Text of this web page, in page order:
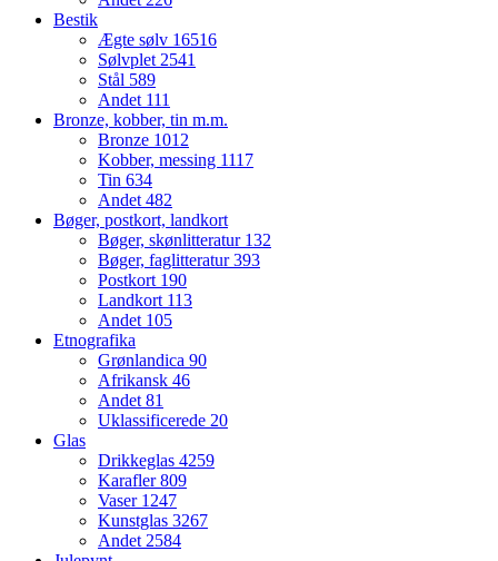
Bestik
Ægte sølv 16516
Sølvplet2541
Stål 589
Andet 111
Bronze, kobber, tin m.m.
Bronze 1012
Kobber, messing 1117
Tin 634
Andet482
Bøger, postkort, landkort
Bøger, skønlitteratur 132
Bøger, faglitteratur393
Postkort 190
Landkort 113
Andet 105
Etnografika
Grønlandica 90
Afrikansk 46
Andet81
Uklassificerede 20
Glas
Drikkeglas 4259
Karafler809
Vaser 1247
Kunstglas 3267
Andet2584